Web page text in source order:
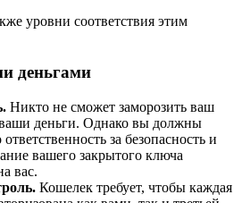
уровни соответствия этим
деньгами
Никто не сможет заморозить ваш
ваши деньги. Однако вы должны
за безопасность и
вашего закрытого ключа
вас.
Кошелек требует, чтобы каждая